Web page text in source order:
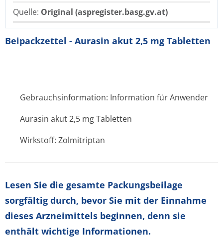
Quelle: Original (aspregister.basg.gv.at)
Beipackzettel - Aurasin akut 2,5 mg Tabletten
Gebrauchsinformation: Information für Anwender
Aurasin akut 2,5 mg Tabletten
Wirkstoff: Zolmitriptan
Lesen Sie die gesamte Packungsbeilage
sorgfältig durch, bevor Sie mit der Einnahme
dieses Arzneimittels beginnen, denn sie
enthält wichtige Informationen.